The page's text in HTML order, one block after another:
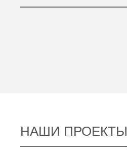
НАШИ ПРОЕКТЫ